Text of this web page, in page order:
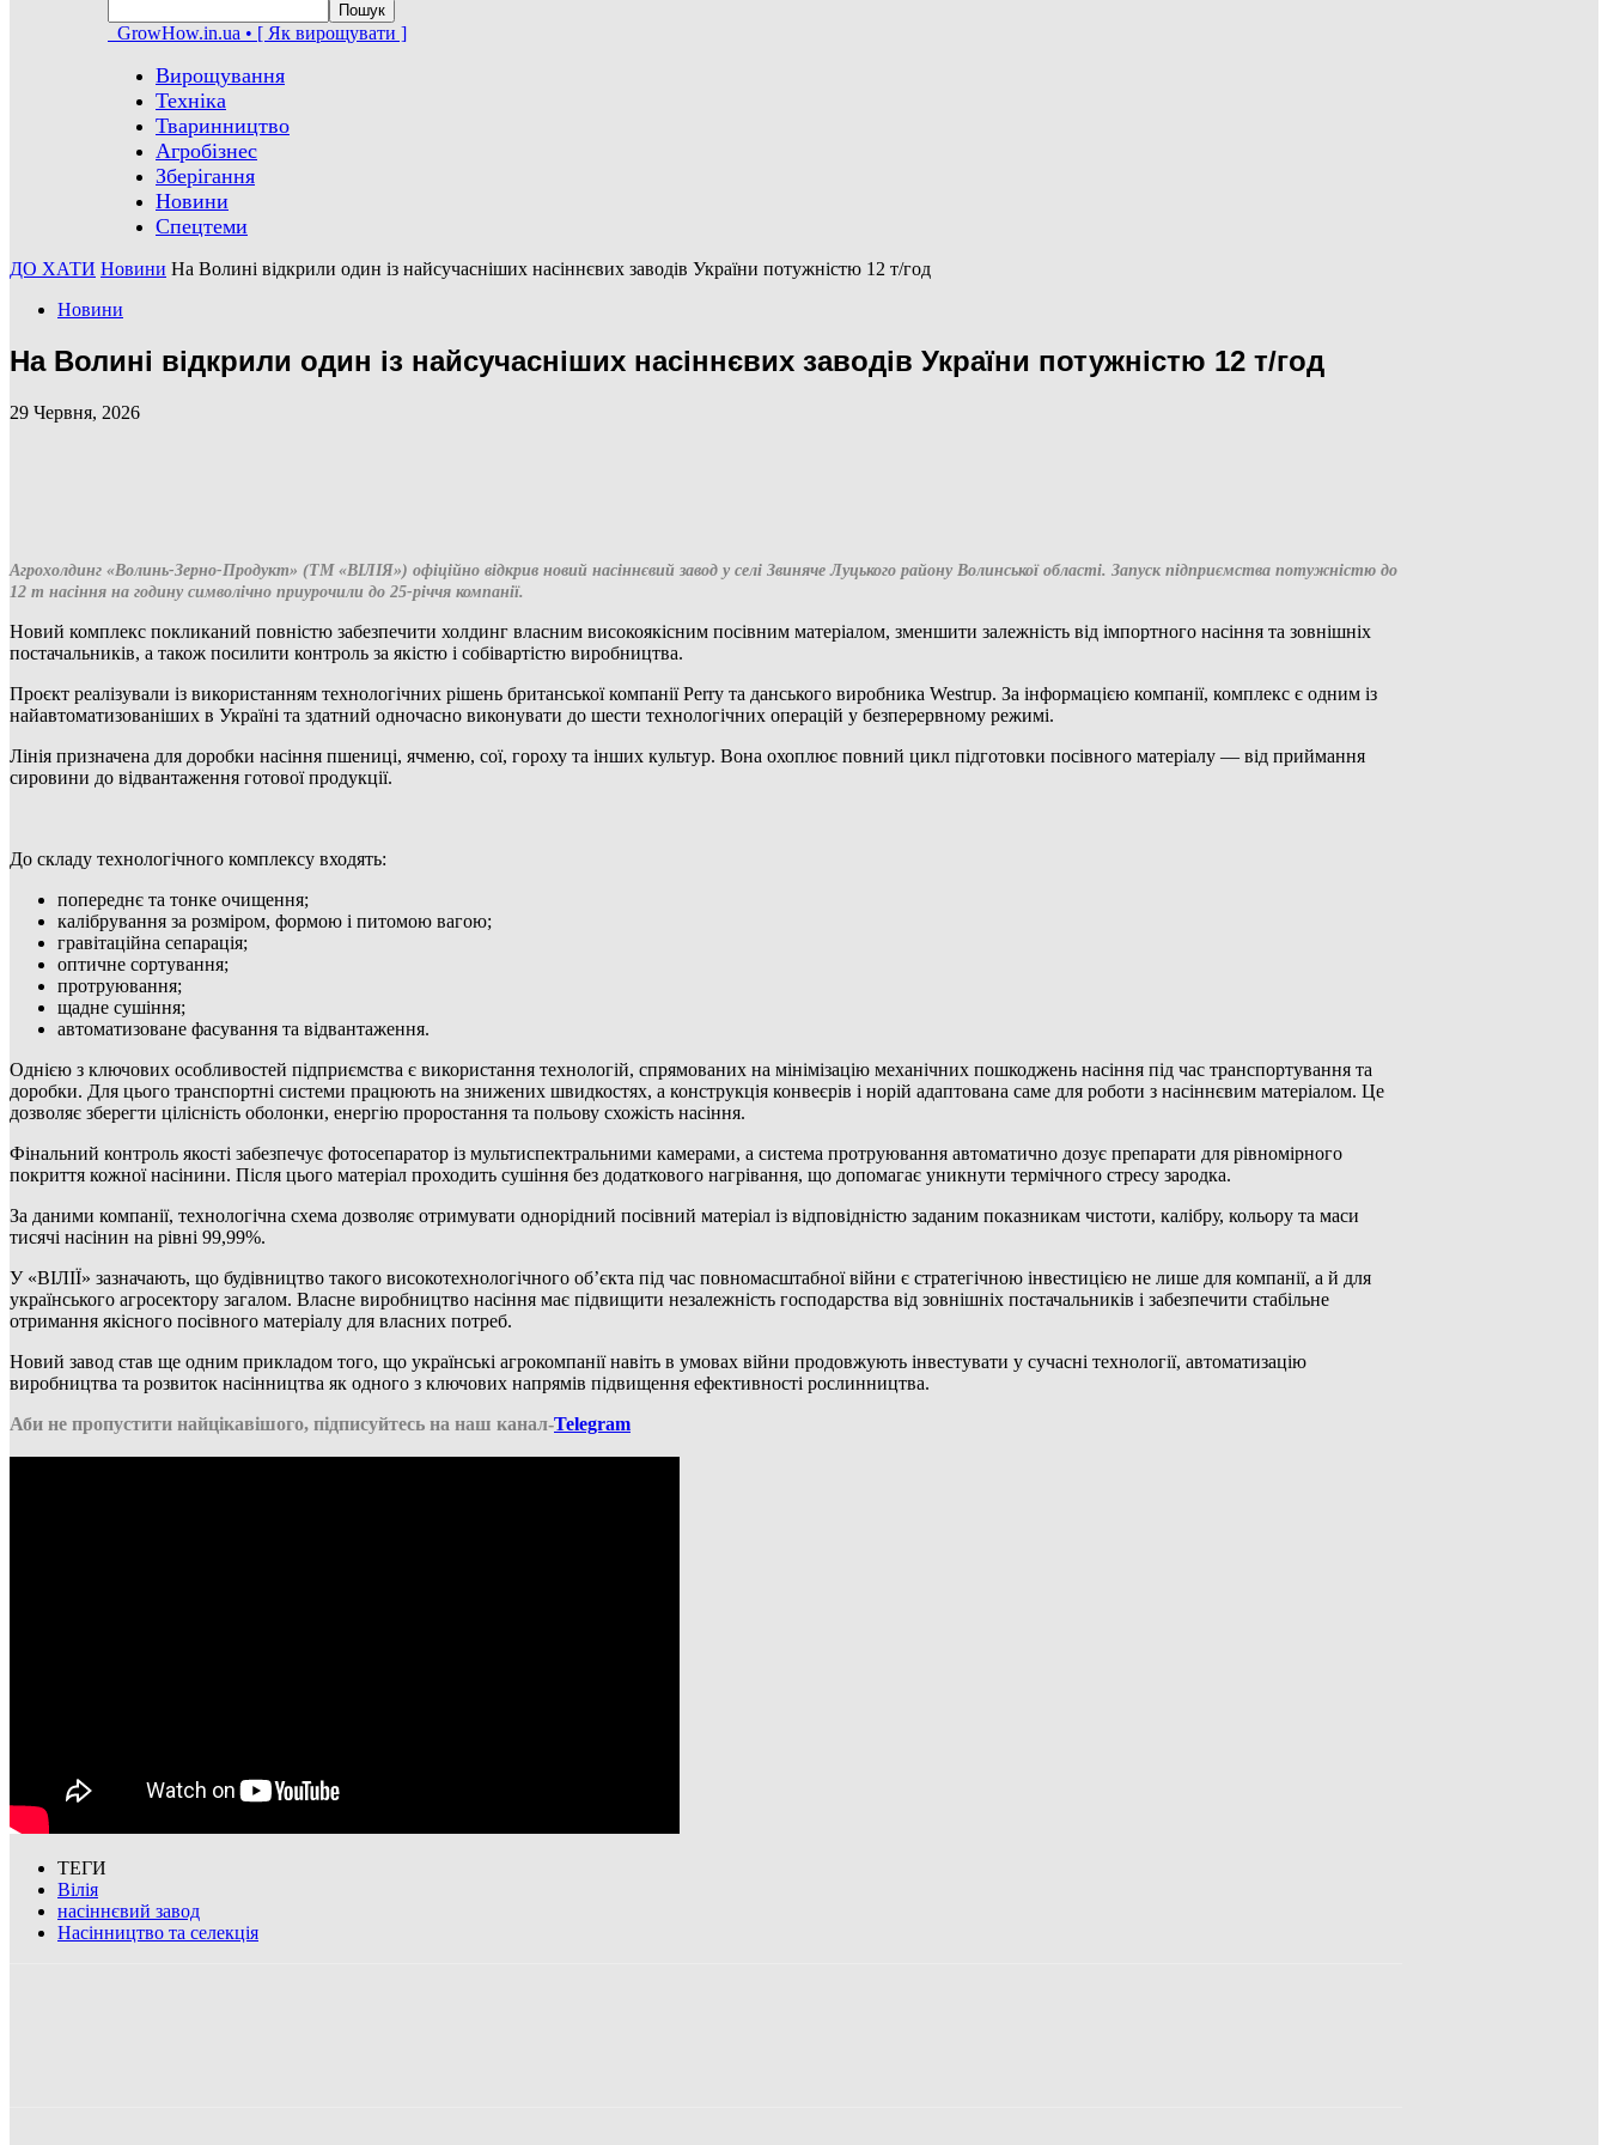
GrowHow.in.ua • [ Як вирощувати ]
Вирощування
Техніка
Тваринництво
Агробізнес
Зберігання
Новини
Спецтеми
ДО ХАТИ Новини На Волині відкрили один із найсучасніших насіннєвих заводів України потужністю 12 т/год
Новини
На Волині відкрили один із найсучасніших насіннєвих заводів України потужністю 12 т/год
29 Червня, 2026
Агрохолдинг «Волинь-Зерно-Продукт» (ТМ «ВІЛІЯ») офіційно відкрив новий насіннєвий завод у селі Звиняче Луцького району Волинської області. Запуск підприємства потужністю до
12 т насіння на годину символічно приурочили до 25-річчя компанії.
Новий комплекс покликаний повністю забезпечити холдинг власним високоякісним посівним матеріалом, зменшити залежність від імпортного насіння та зовнішніх
постачальників, а також посилити контроль за якістю і собівартістю виробництва.
Проєкт реалізували із використанням технологічних рішень британської компанії Perry та данського виробника Westrup. За інформацією компанії, комплекс є одним із
найавтоматизованіших в Україні та здатний одночасно виконувати до шести технологічних операцій у безперервному режимі.
Лінія призначена для доробки насіння пшениці, ячменю, сої, гороху та інших культур. Вона охоплює повний цикл підготовки посівного матеріалу — від приймання
сировини до відвантаження готової продукції.
До складу технологічного комплексу входять:
попереднє та тонке очищення;
калібрування за розміром, формою і питомою вагою;
гравітаційна сепарація;
оптичне сортування;
протруювання;
щадне сушіння;
автоматизоване фасування та відвантаження.
Однією з ключових особливостей підприємства є використання технологій, спрямованих на мінімізацію механічних пошкоджень насіння під час транспортування та
доробки. Для цього транспортні системи працюють на знижених швидкостях, а конструкція конвеєрів і норій адаптована саме для роботи з насіннєвим матеріалом. Це
дозволяє зберегти цілісність оболонки, енергію проростання та польову схожість насіння.
Фінальний контроль якості забезпечує фотосепаратор із мультиспектральними камерами, а система протруювання автоматично дозує препарати для рівномірного
покриття кожної насінини. Після цього матеріал проходить сушіння без додаткового нагрівання, що допомагає уникнути термічного стресу зародка.
За даними компанії, технологічна схема дозволяє отримувати однорідний посівний матеріал із відповідністю заданим показникам чистоти, калібру, кольору та маси
тисячі насінин на рівні 99,99%.
У «ВІЛІЇ» зазначають, що будівництво такого високотехнологічного об’єкта під час повномасштабної війни є стратегічною інвестицією не лише для компанії, а й для
українського агросектору загалом. Власне виробництво насіння має підвищити незалежність господарства від зовнішніх постачальників і забезпечити стабільне
отримання якісного посівного матеріалу для власних потреб.
Новий завод став ще одним прикладом того, що українські агрокомпанії навіть в умовах війни продовжують інвестувати у сучасні технології, автоматизацію
виробництва та розвиток насінництва як одного з ключових напрямів підвищення ефективності рослинництва.
Аби не пропустити найцікавішого, підписуйтесь на наш канал-Telegram
ТЕГИ
Вілія
насіннєвий завод
Насінництво та селекція